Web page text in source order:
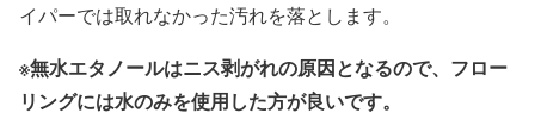
イパーでは取れなかった汚れを落とします。
※無水エタノールはニス剥がれの原因となるので、フロー
リングには水のみを使用した方が良いです。